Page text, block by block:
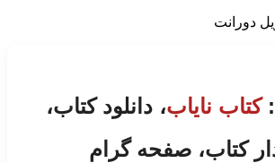
دورانت
کتاب نایاب، دانلود کتاب،
کتاب، صفحه گرام